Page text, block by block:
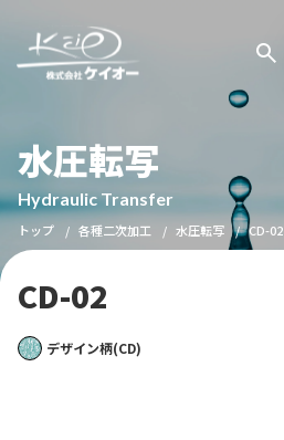
水圧転写
Hydraulic Transfer
トップ 各種二次加工 水圧転写 CD-02
CD-02
デザイン柄(CD)